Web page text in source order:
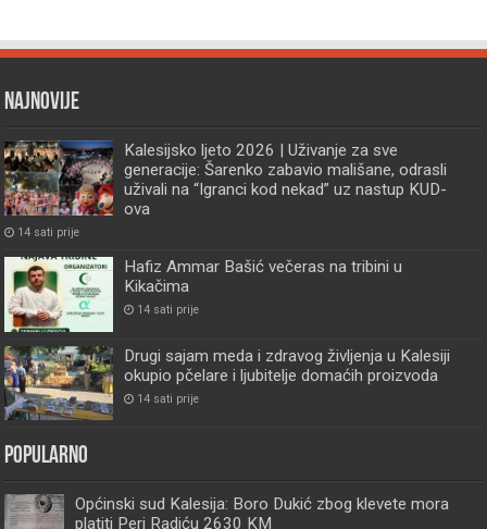
Najnovije
Kalesijsko ljeto 2026 | Uživanje za sve
generacije: Šarenko zabavio mališane, odrasli
uživali na “Igranci kod nekad” uz nastup KUD-
ova
14 sati prije
Hafiz Ammar Bašić večeras na tribini u
Kikačima
14 sati prije
Drugi sajam meda i zdravog življenja u Kalesiji
okupio pčelare i ljubitelje domaćih proizvoda
14 sati prije
Popularno
Općinski sud Kalesija: Boro Dukić zbog klevete mora
platiti Peri Radiću 2630 KM